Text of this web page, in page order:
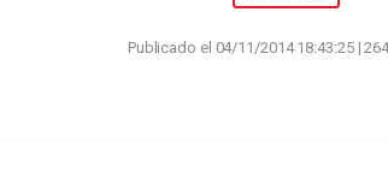
Publicado el 04/11/2014 18:43:25 |